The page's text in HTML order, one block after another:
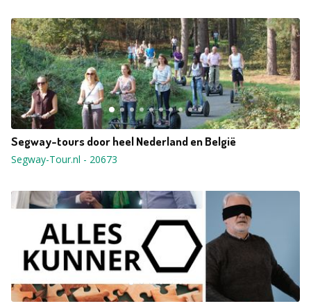
Segway-tours door heel Nederland en België
Segway-Tour.nl - 20673